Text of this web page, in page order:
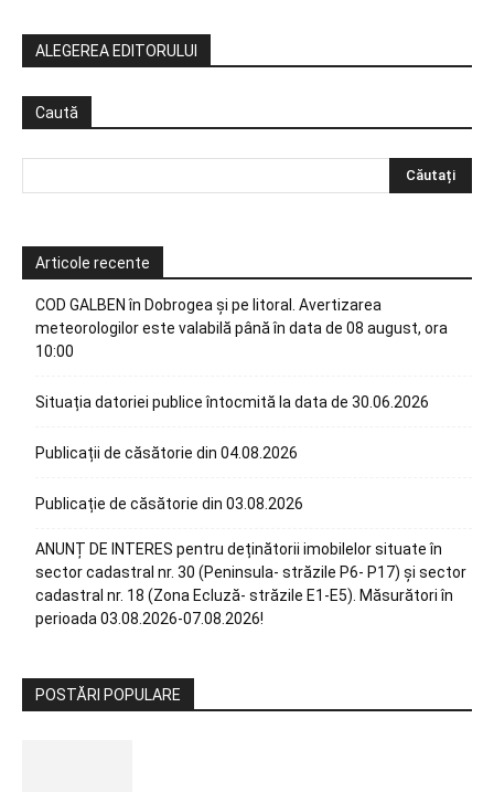
ALEGEREA EDITORULUI
Caută
Articole recente
COD GALBEN în Dobrogea și pe litoral. Avertizarea
meteorologilor este valabilă până în data de 08 august, ora
10:00
Situația datoriei publice întocmită la data de 30.06.2026
Publicații de căsătorie din 04.08.2026
Publicație de căsătorie din 03.08.2026
ANUNȚ DE INTERES pentru deținătorii imobilelor situate în
sector cadastral nr. 30 (Peninsula- străzile P6- P17) și sector
cadastral nr. 18 (Zona Ecluză- străzile E1-E5). Măsurători în
perioada 03.08.2026-07.08.2026!
POSTĂRI POPULARE